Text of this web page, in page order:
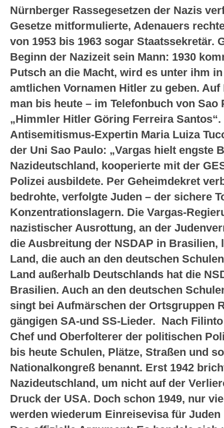
Nürnberger Rassegesetzen der Nazis
Gesetze mitformulierte, Adenauers
von 1953 bis 1963 sogar Staatssekretär.
Beginn der Nazizeit sein Mann: 1930
Putsch an die Macht, wird es unter ihm
amtlichen Vornamen Hitler zu geben.
man bis heute – im Telefonbuch von
„Himmler Hitler Göring Ferreira
Antisemitismus-Expertin Maria Luiza
der Uni Sao Paulo: „Vargas hielt engste
Nazideutschland, kooperierte mit der
Polizei ausbildete. Per Geheimdekret
bedrohte, verfolgte Juden – der sichere
Konzentrationslagern. Die Vargas-
nazistischer Ausrottung, an der
die Ausbreitung der NSDAP in Brasilien,
Land, die auch an den deutschen
Land außerhalb Deutschlands hat die
Brasilien. Auch an den deutschen
singt bei Aufmärschen der Ortsgruppen
gängigen SA-und SS-Lieder. Nach
Chef und Oberfolterer der politischen
bis heute Schulen, Plätze, Straßen und
Nationalkongreß benannt. Erst 1942
Nazideutschland, um nicht auf der
Druck der USA. Doch schon 1949, nur
werden wiederum Einreisevisa für